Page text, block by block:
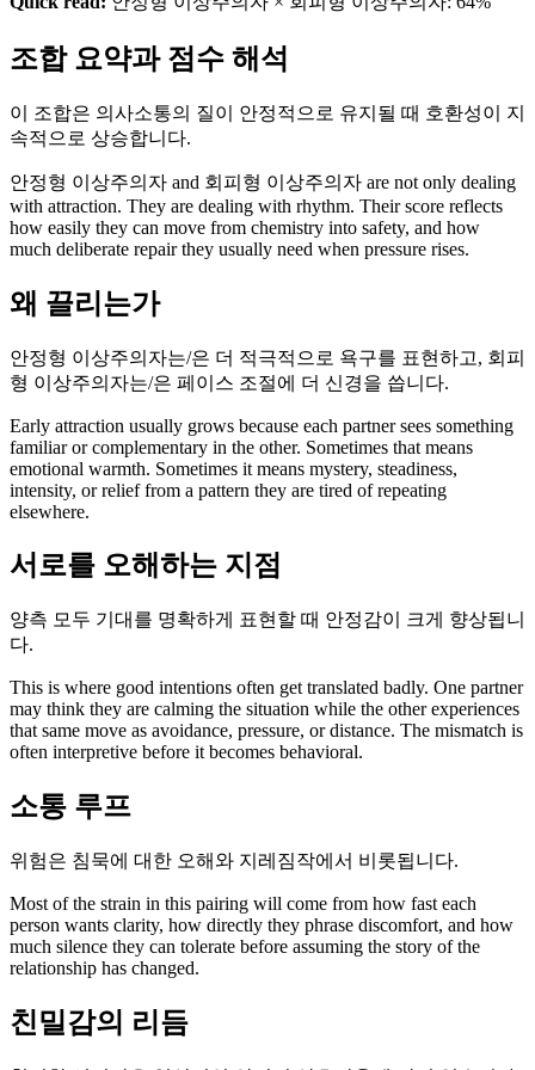
조합 요약과 점수 해석
이 조합은 의사소통의 질이 안정적으로 유지될 때 호환성이 지
속적으로 상승합니다.
안정형 이상주의자 and 회피형 이상주의자 are not only dealing
with attraction. They are dealing with rhythm. Their score reflects
how easily they can move from chemistry into safety, and how
much deliberate repair they usually need when pressure rises.
왜 끌리는가
안정형 이상주의자는/은 더 적극적으로 욕구를 표현하고, 회피
형 이상주의자는/은 페이스 조절에 더 신경을 씁니다.
Early attraction usually grows because each partner sees something
familiar or complementary in the other. Sometimes that means
emotional warmth. Sometimes it means mystery, steadiness,
intensity, or relief from a pattern they are tired of repeating
elsewhere.
서로를 오해하는 지점
양측 모두 기대를 명확하게 표현할 때 안정감이 크게 향상됩니
다.
This is where good intentions often get translated badly. One partner
may think they are calming the situation while the other experiences
that same move as avoidance, pressure, or distance. The mismatch is
often interpretive before it becomes behavioral.
소통 루프
위험은 침묵에 대한 오해와 지레짐작에서 비롯됩니다.
Most of the strain in this pairing will come from how fast each
person wants clarity, how directly they phrase discomfort, and how
much silence they can tolerate before assuming the story of the
relationship has changed.
친밀감의 리듬